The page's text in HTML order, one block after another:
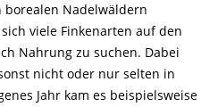
borealen Nadelwäldern
viele Finkenarten auf den
Nahrung zu suchen. Dabei
nicht oder nur selten in
Jahr kam es beispielsweise